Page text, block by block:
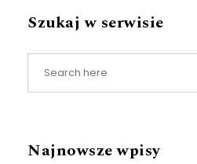
Szukaj w serwisie
Najnowsze wpisy